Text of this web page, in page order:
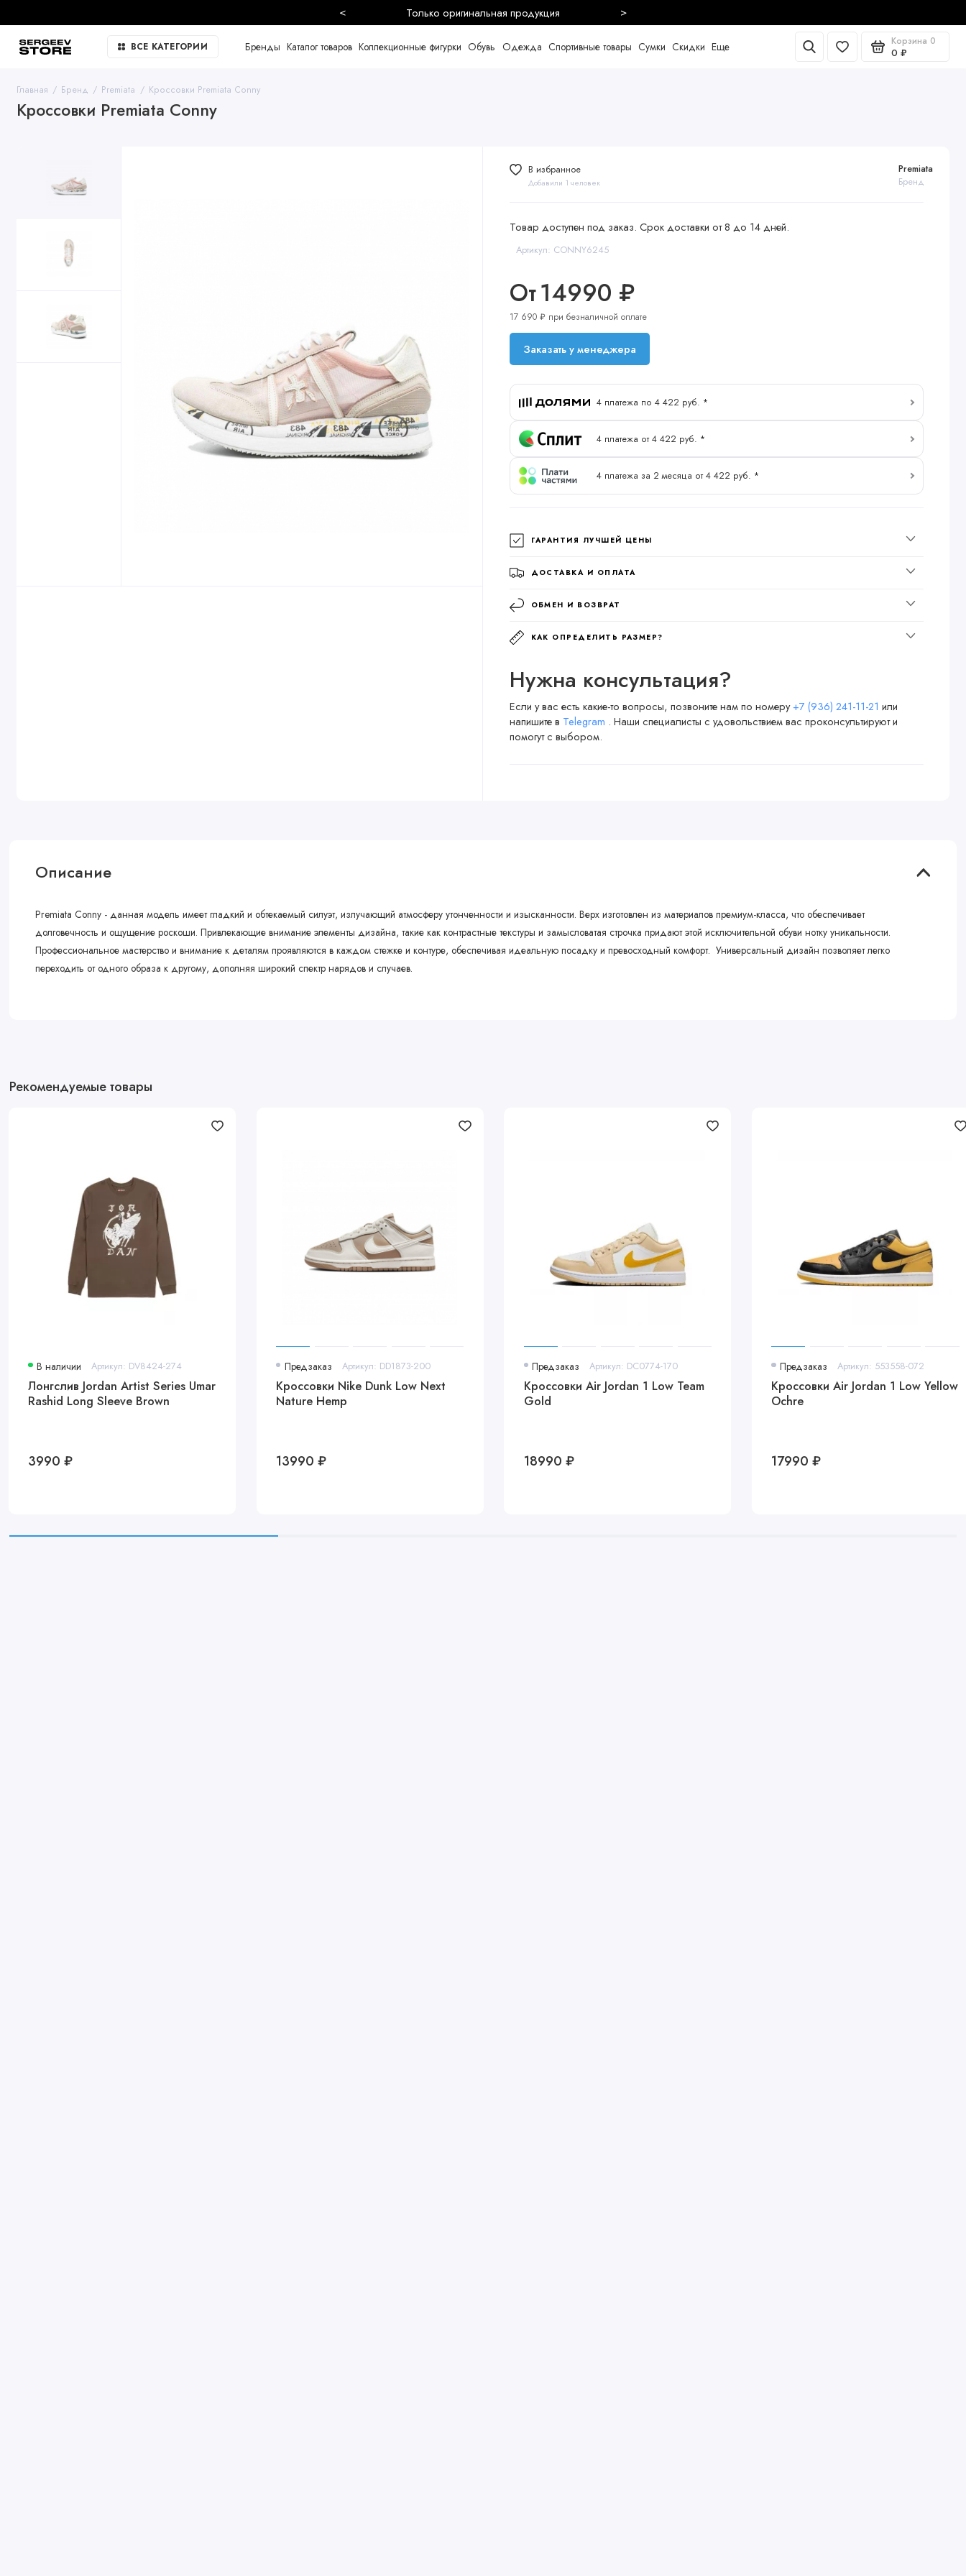
Безопасная и быстрая доставка
< >
ВСЕ КАТЕГОРИИ Бренды Каталог товаров Коллекционные фигурки Обувь Одежда Спортивные товары Сумки Скидки Еще Корзина 0
0 ₽
Главная Бренд Premiata Кроссовки Premiata Conny
Кроссовки Premiata Conny
Товар доступен под заказ. Срок доставки от 8 до 14 дней.
Артикул: CONNY6245
Premiata
Бренд
От14990 ₽
17 690 ₽ при безналичной оплате
Заказать у менеджера
4 платежа по 4 422 руб. *
4 платежа от 4 422 руб. *
4 платежа за 2 месяца от 4 422 руб. *
В избранное
Добавили 1 человек
ГАРАНТИЯ ЛУЧШЕЙ ЦЕНЫ
ДОСТАВКА И ОПЛАТА
ОБМЕН И ВОЗВРАТ
КАК ОПРЕДЕЛИТЬ РАЗМЕР?
Нужна консультация?
Если у вас есть какие-то вопросы, позвоните нам по номеру+7 (936) 241-11-21 или
напишите в Telegram . Наши специалисты с удовольствием вас проконсультируют и
помогут с выбором.
Описание
Premiata Conny - данная модель имеет гладкий и обтекаемый силуэт, излучающий атмосферу утонченности и изысканности. Верх изготовлен из материалов премиум-класса, что обеспечивает
долговечность и ощущение роскоши. Привлекающие внимание элементы дизайна, такие как контрастные текстуры и замысловатая строчка придают этой исключительной обуви нотку уникальности.
Профессиональное мастерство и внимание к деталям проявляются в каждом стежке и контуре, обеспечивая идеальную посадку и превосходный комфорт. Универсальный дизайн позволяет легко
переходить от одного образа к другому, дополняя широкий спектр нарядов и случаев.
Рекомендуемые товары
В наличии Артикул: DV8424-274
Лонгслив Jordan Artist Series Umar
Rashid Long Sleeve Brown
3990 ₽
Предзаказ Артикул: DD1873-200
Кроссовки Nike Dunk Low Next
Nature Hemp
13990 ₽
Предзаказ Артикул: DC0774-170
Кроссовки Air Jordan 1 Low Team
Gold
18990 ₽
Предзаказ Артикул: 553558-072
Кроссовки Air Jordan 1 Low Yellow
Ochre
17990 ₽